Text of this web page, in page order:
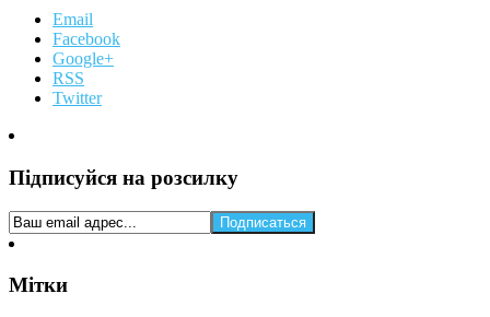
Email
Facebook
Google+
RSS
Twitter
Підписуйся на розсилку
Мітки